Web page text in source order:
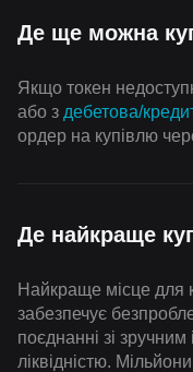
Де ще можна
Якщо токен
або з дебетова/
ордер на купівлю
Де найкраще
Найкраще місце для
забезпечує
поєднанні зі
ліквідністю.